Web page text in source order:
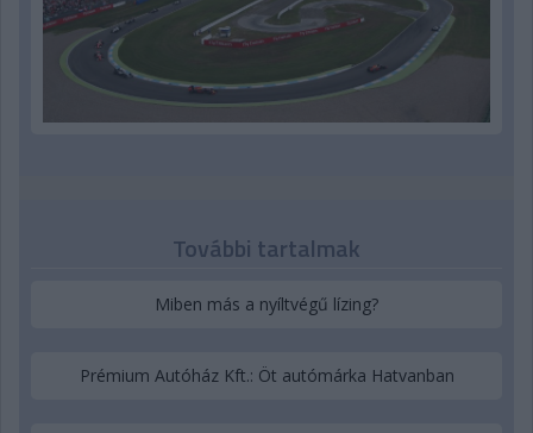
További tartalmak
Miben más a nyíltvégű lízing?
Prémium Autóház Kft.: Öt autómárka Hatvanban